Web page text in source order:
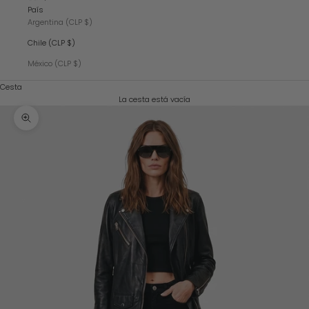
País
Argentina (CLP $)
Chile (CLP $)
México (CLP $)
Cesta
La cesta está vacía
Zoom